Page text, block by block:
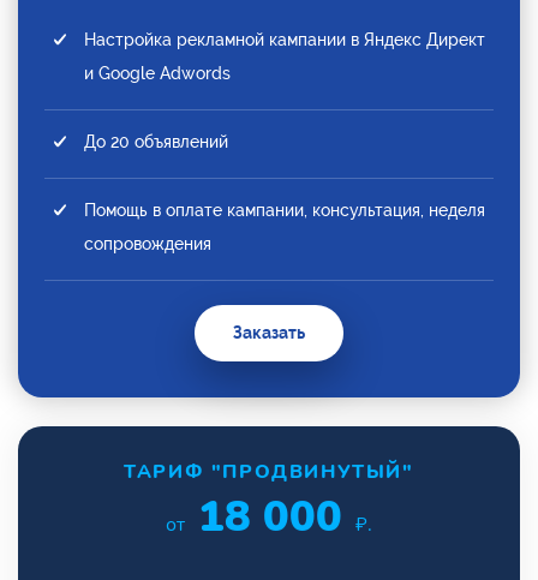
Настройка рекламной кампании в Яндекс Директ
и Google Adwords
До 20 объявлений
Помощь в оплате кампании, консультация, неделя
сопровождения
Заказать
ТАРИФ "ПРОДВИНУТЫЙ"
от 18 000 ₽.